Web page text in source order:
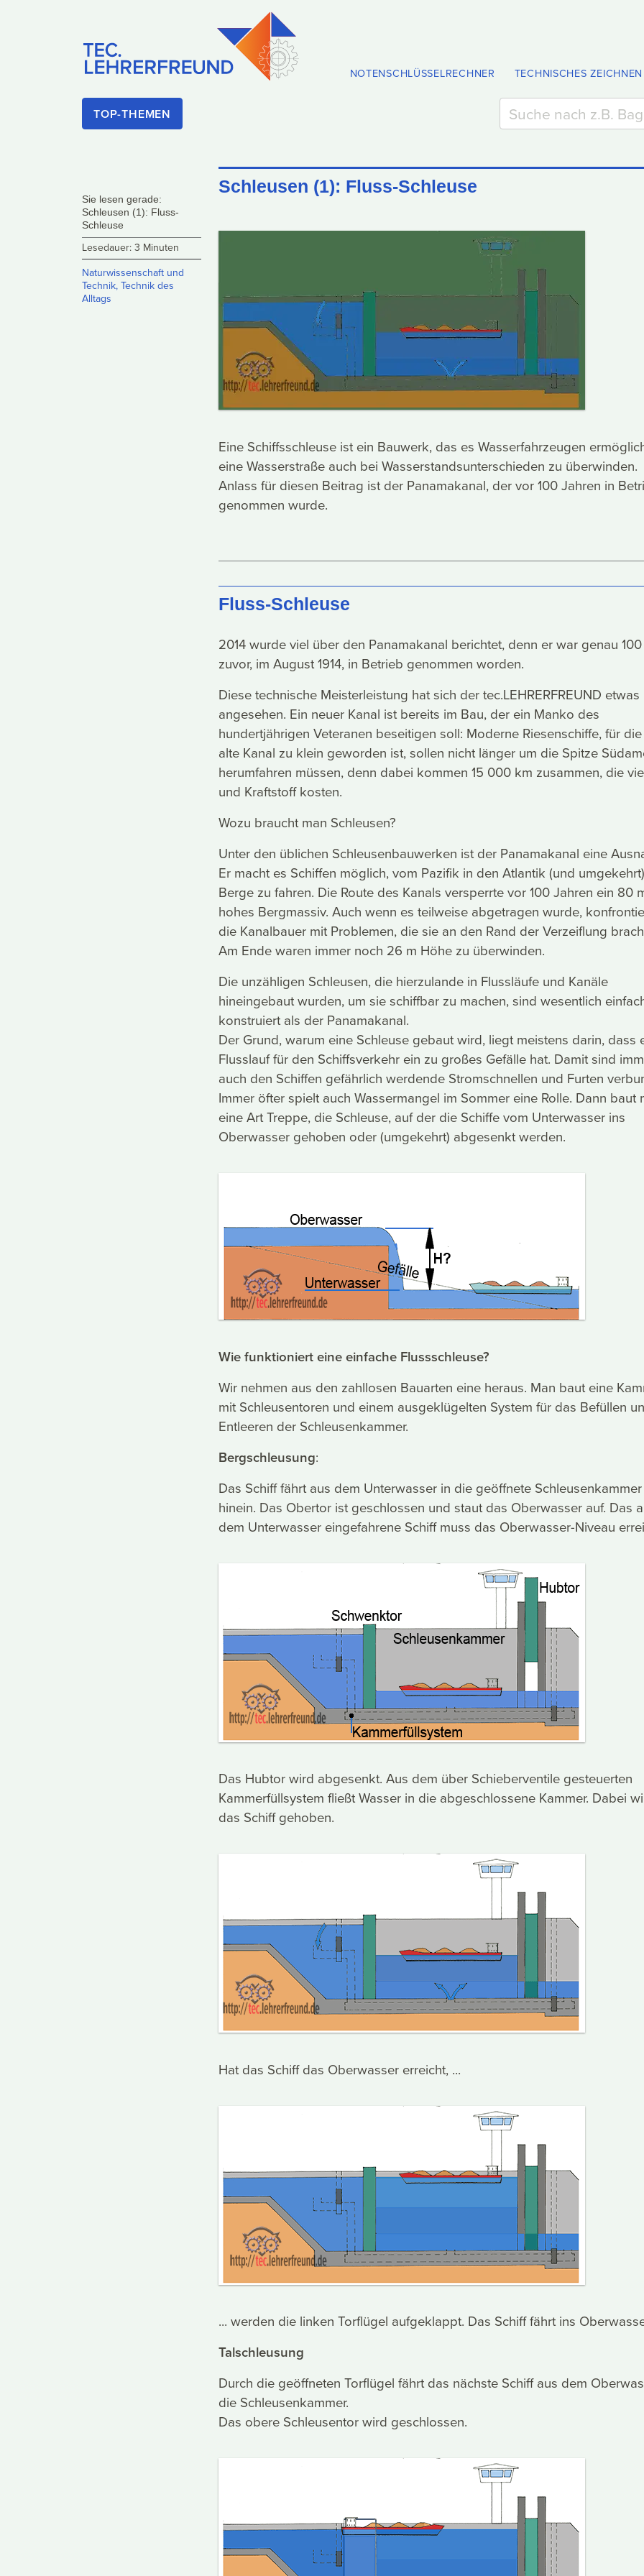
NOTENSCHLÜSSELRECHNER TECHNISCHES ZEICHNEN
TOP-THEMEN
Sie lesen gerade:
Schleusen (1): Fluss-
Schleuse
Lesedauer: 3 Minuten
Naturwissenschaft und
Technik,Technik des
Alltags
Schleusen (1): Fluss-Schleuse
Eine Schiffsschleuse ist ein Bauwerk, das es Wasserfahrzeugen
eine Wasserstraße auch bei Wasserstandsunterschieden zu überwinden.
Anlass für diesen Beitrag ist der Panamakanal, der vor 100 Jahren in
genommen wurde.
Fluss-Schleuse
2014 wurde viel über den Panamakanal berichtet, denn er war genau
zuvor, im August 1914, in Betrieb genommen worden.
Diese technische Meisterleistung hat sich der tec.LEHRERFREUND
angesehen. Ein neuer Kanal ist bereits im Bau, der ein Manko des
hundertjährigen Veteranen beseitigen soll: Moderne Riesenschiffe, für
alte Kanal zu klein geworden ist, sollen nicht länger um die Spitze
herumfahren müssen, denn dabei kommen 15 000 km zusammen, die
und Kraftstoff kosten.
Wozu braucht man Schleusen?
Unter den üblichen Schleusenbauwerken ist der Panamakanal eine
Er macht es Schiffen möglich, vom Pazifik in den Atlantik (und
Berge zu fahren. Die Route des Kanals versperrte vor 100 Jahren ein 80
hohes Bergmassiv. Auch wenn es teilweise abgetragen wurde,
die Kanalbauer mit Problemen, die sie an den Rand der Verzeiflung
Am Ende waren immer noch 26 m Höhe zu überwinden.
Die unzähligen Schleusen, die hierzulande in Flussläufe und Kanäle
hineingebaut wurden, um sie schiffbar zu machen, sind wesentlich
konstruiert als der Panamakanal.
Der Grund, warum eine Schleuse gebaut wird, liegt meistens darin, dass
Flusslauf für den Schiffsverkehr ein zu großes Gefälle hat. Damit sind
auch den Schiffen gefährlich werdende Stromschnellen und Furten
Immer öfter spielt auch Wassermangel im Sommer eine Rolle. Dann baut
eine Art Treppe, die Schleuse, auf der die Schiffe vom Unterwasser ins
Oberwasser gehoben oder (umgekehrt) abgesenkt werden.
Wie funktioniert eine einfache Flussschleuse?
Wir nehmen aus den zahllosen Bauarten eine heraus. Man baut eine
mit Schleusentoren und einem ausgeklügelten System für das Befüllen
Entleeren der Schleusenkammer.
Bergschleusung:
Das Schiff fährt aus dem Unterwasser in die geöffnete Schleusenkammer
hinein. Das Obertor ist geschlossen und staut das Oberwasser auf. Das
dem Unterwasser eingefahrene Schiff muss das Oberwasser-Niveau
Das Hubtor wird abgesenkt. Aus dem über Schieberventile gesteuerten
Kammerfüllsystem fließt Wasser in die abgeschlossene Kammer. Dabei
das Schiff gehoben.
Hat das Schiff das Oberwasser erreicht, ...
... werden die linken Torflügel aufgeklappt. Das Schiff fährt ins
Talschleusung
Durch die geöffneten Torflügel fährt das nächste Schiff aus dem
die Schleusenkammer.
Das obere Schleusentor wird geschlossen.